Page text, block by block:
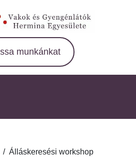
munkánkat
/Álláskeresési workshop